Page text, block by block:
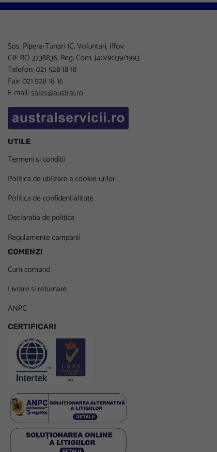
Sos. Pipera-Tunari 1C, Voluntari, Ilfov.
CIF RO 3738836, Reg. Com. J40/9039/1993
Telefon: 021 528 18 18
Fax: 021 528 18 16
E-mail:sales@austral.ro
UTILE
Termeni si conditii
Politica de utilizare a cookie-urilor
Politica de confidentialitate
Declaratia de politica
Regulamente campanii
COMENZI
Cum comand
Livrare si returnare
ANPC
CERTIFICARI